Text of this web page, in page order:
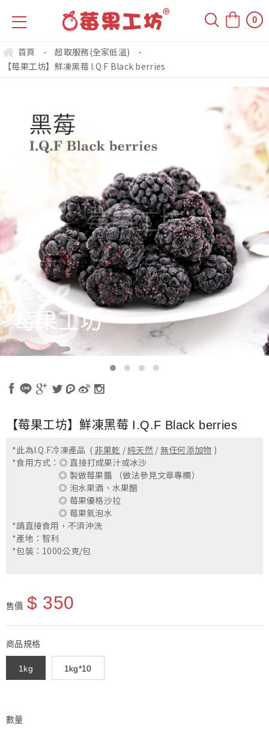
0
首頁 - 超取服務(全家低溫)
-
【莓果工坊】鮮凍黑莓 I.Q.F Black berries
【莓果工坊】鮮凍黑莓 I.Q.F Black berries
*此為I.Q.F冷凍產品 ( 非果乾 / 純天然 / 無任何添加物 )
*食用方式：◎ 直接打成果汁或冰沙
◎ 製做莓果醬 （做法參見文章專欄）
◎ 泡水果酒、水果醋
◎ 莓果優格沙拉
◎ 莓果氣泡水
*請直接食用，不須沖洗
*產地：智利
*包裝：1000公克/包
售價 $ 350
商品規格
1kg 1kg*10
數量